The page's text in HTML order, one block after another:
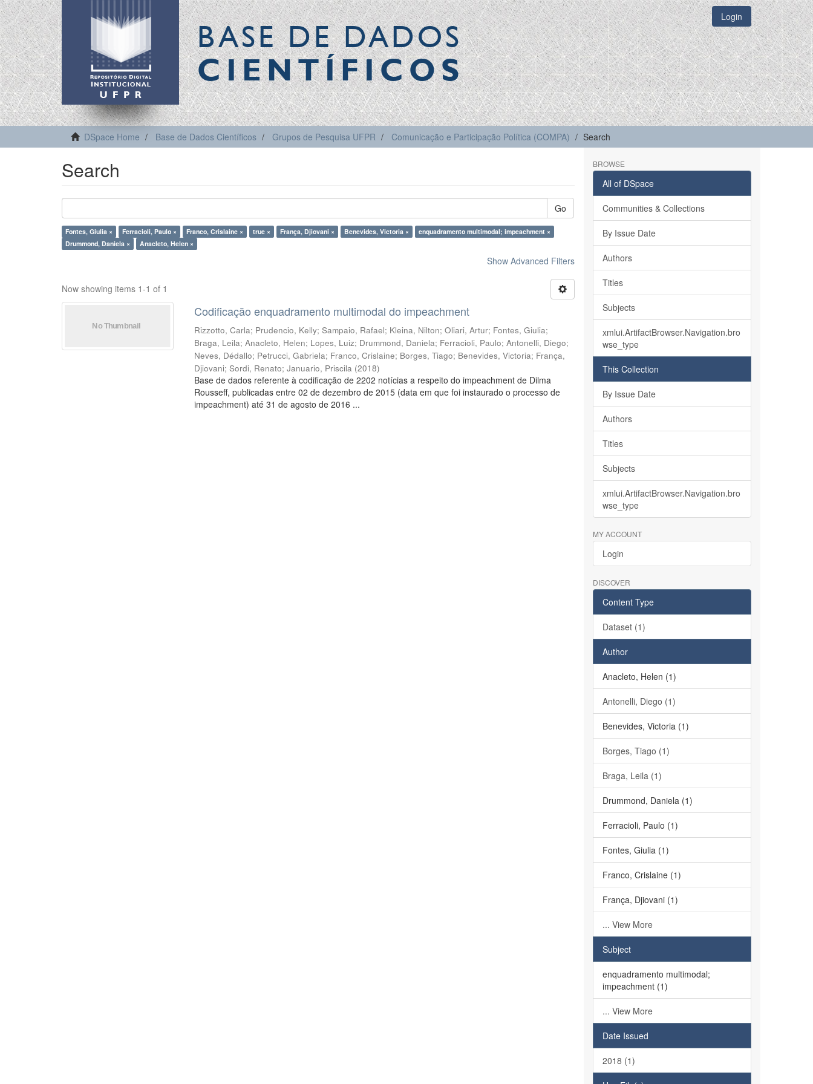
BASE DE DADOS
CIENTÍFICOS
Login
DSpace Home Base de Dados Científicos Grupos de Pesquisa UFPR Comunicação e Participação Política (COMPA) Search
Search
Go
Fontes, Giulia × Ferracioli, Paulo × Franco, Crislaine × true × França, Djiovani × Benevides, Victoria ×
enquadramento multimodal; impeachment ×
Drummond, Daniela ×
Anacleto, Helen ×
Show Advanced Filters
Now showing items 1-1 of 1
Codificação enquadramento multimodal do impeachment
Rizzotto, Carla; Prudencio, Kelly;Sampaio, Rafael; Kleina, Nilton;Oliari, Artur; Fontes, Giulia;
Braga, Leila;Anacleto, Helen; Lopes, Luiz; Drummond, Daniela; Ferracioli, Paulo;Antonelli, Diego;
Neves, Dédallo; Petrucci, Gabriela; Franco, Crislaine; Borges, Tiago; Benevides, Victoria; França,
Djiovani;Sordi, Renato;Januario, Priscila (2018)
Base de dados referente à codificação de 2202 notícias a respeito do impeachment de Dilma
Rousseff, publicadas entre 02 de dezembro de 2015 (data em que foi instaurado o processo de
impeachment) até 31 de agosto de 2016 ...
BROWSE
All of DSpace
Communities & Collections
By Issue Date
Authors
Titles
Subjects
xmlui.ArtifactBrowser.Navigation.bro
wse_type
This Collection
By Issue Date
Authors
Titles
Subjects
xmlui.ArtifactBrowser.Navigation.bro
wse_type
MY ACCOUNT
Login
DISCOVER
Content Type
Dataset (1)
Author
Anacleto, Helen (1)
Antonelli, Diego (1)
Benevides, Victoria (1)
Borges, Tiago (1)
Braga, Leila (1)
Drummond, Daniela (1)
Ferracioli, Paulo (1)
Fontes, Giulia (1)
Franco, Crislaine (1)
França, Djiovani (1)
... View More
Subject
enquadramento multimodal;
impeachment (1)
... View More
Date Issued
2018 (1)